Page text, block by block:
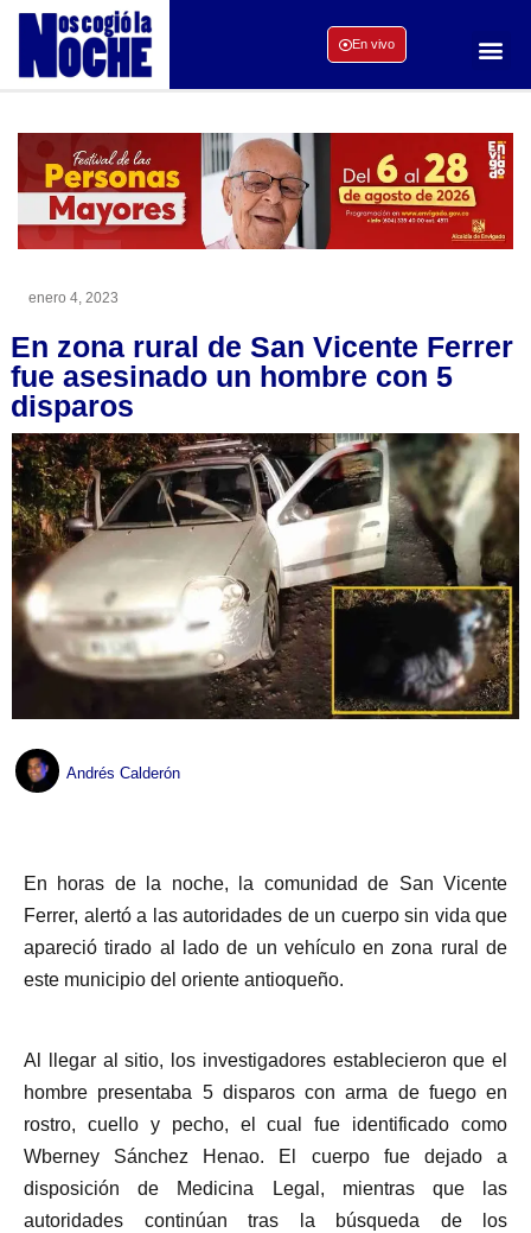
En vivo
enero 4, 2023
En zona rural de San Vicente Ferrer
fue asesinado un hombre con 5
disparos
Andrés Calderón
En horas de la noche, la comunidad de San Vicente
Ferrer, alertó a las autoridades de un cuerpo sin vida que
apareció tirado al lado de un vehículo en zona rural de
este municipio del oriente antioqueño.
Al llegar al sitio, los investigadores establecieron que el
hombre presentaba 5 disparos con arma de fuego en
rostro, cuello y pecho, el cual fue identificado como
Wberney Sánchez Henao. El cuerpo fue dejado a
disposición de Medicina Legal, mientras que las
autoridades continúan tras la búsqueda de los